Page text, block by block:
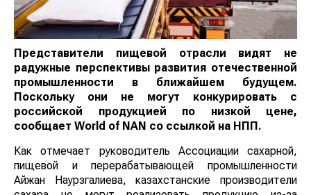
Представители пищевой отрасли видят не
радужные перспективы развития отечественной
промышленности в ближайшем будущем.
Поскольку они не могут конкурировать с
российской продукцией по низкой цене,
сообщает World of NAN со ссылкой на НПП.
Как отмечает руководитель Ассоциации сахарной,
пищевой и перерабатывающей промышленности
Айжан Наурзгалиева, казахстанские производители